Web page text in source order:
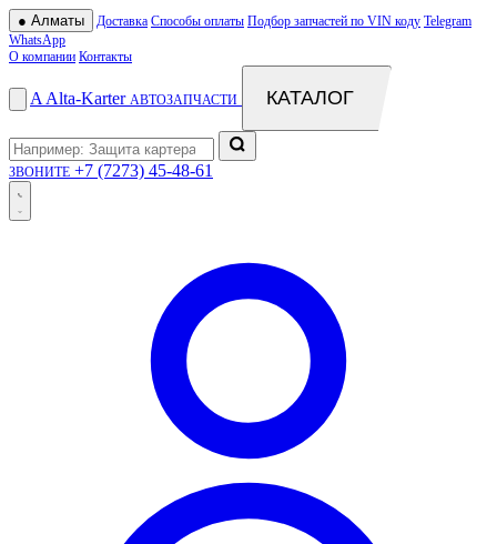
● Алматы Доставка Способы оплаты Подбор запчастей по VIN коду Telegram
WhatsApp
О компании Контакты
A Alta-Karter АВТОЗАПЧАСТИ КАТАЛОГ
ЗВОНИТЕ +7 (7273) 45-48-61